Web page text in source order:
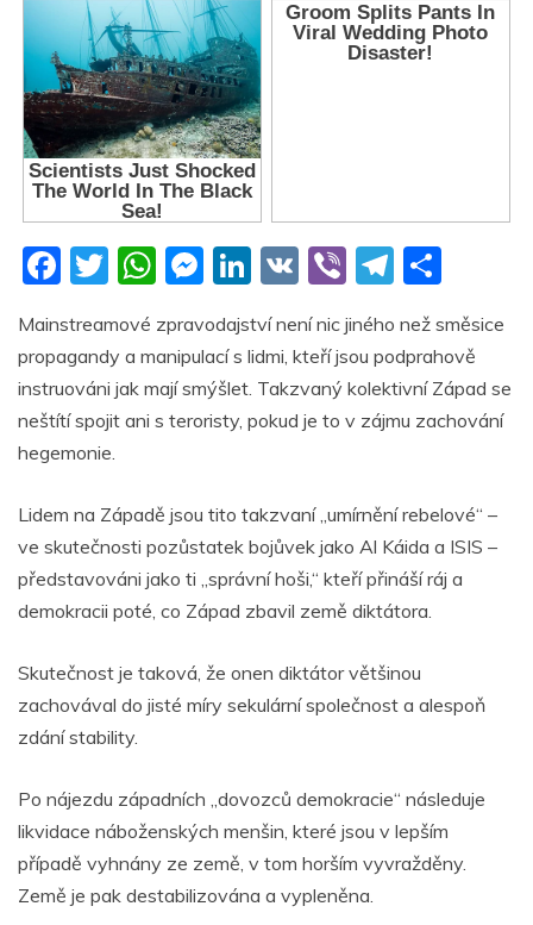
F
c
e
b
o
k
T
itt
er
W
at
s
A
p
M
ss
e
n
Li
k
e
dI
V
Vi
er
T
e
gr
a
ar
e
Mainstreamové zpravodajství není nic jiného než směsice
propagandy a manipulací s lidmi, kteří jsou podprahově
instruováni jak mají smýšlet. Takzvaný kolektivní Západ se
neštítí spojit ani s teroristy, pokud je to v zájmu zachování
hegemonie.
Lidem na Západě jsou tito takzvaní „umírnění rebelové“ –
ve skutečnosti pozůstatek bojůvek jako Al Káida a ISIS –
představováni jako ti „správní hoši,“ kteří přináší ráj a
demokracii poté, co Západ zbavil země diktátora.
Skutečnost je taková, že onen diktátor většinou
zachovával do jisté míry sekulární společnost a alespoň
zdání stability.
Po nájezdu západních „dovozců demokracie“ následuje
likvidace náboženských menšin, které jsou v lepším
případě vyhnány ze země, v tom horším vyvražděny.
Země je pak destabilizována a vypleněna.